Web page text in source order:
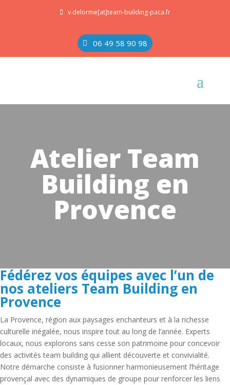
v.delorme[at]team-building-paca.fr
06 49 58 90 98
Atelier Team
Building en
Provence
Fédérez vos équipes avec l’un de
nos ateliers Team Building en
Provence
La Provence, région aux paysages enchanteurs et à la richesse
culturelle inégalée, nous inspire tout au long de l’année. Experts
locaux, nous explorons sans cesse son patrimoine pour concevoir
des activités team building qui allient découverte et convivialité.
Notre démarche consiste à fusionner harmonieusement l’héritage
provençal avec des dynamiques de groupe pour renforcer les liens